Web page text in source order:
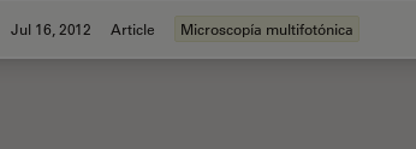
Jul 16, 2012 Article Microscopía multifotónica